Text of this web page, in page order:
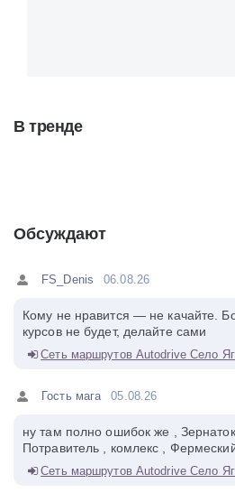
В тренде
Обсуждают
FS_Denis 06.08.26
Кому не нравится — не качайте.
курсов не будет, делайте сами
Сеть маршрутов Autodrive Село
Гость мага 05.08.26
ну там полно ошибок же , Зернаток
Потравитель , комлекс ,
Сеть маршрутов Autodrive Село